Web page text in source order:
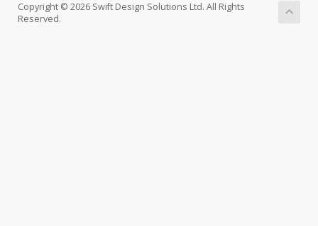
Copyright © 2026 Swift Design Solutions Ltd. All Rights
Reserved.